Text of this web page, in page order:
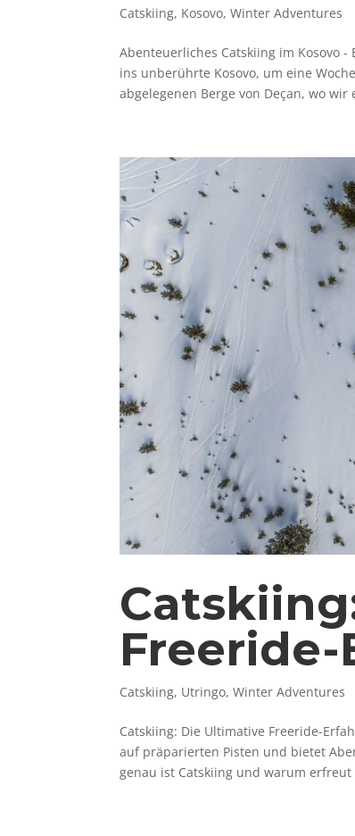
Catskiing, Kosovo,Winter Adventures
Abenteuerliches Catskiing im Kosovo
ins unberührte Kosovo, um eine
abgelegenen Berge von Deçan, wo wir
Catskiing, Utringo,Winter Adventures
Catskiing: Die Ultimative Freeride-
auf präparierten Pisten und bietet
genau ist Catskiing und warum erfreut